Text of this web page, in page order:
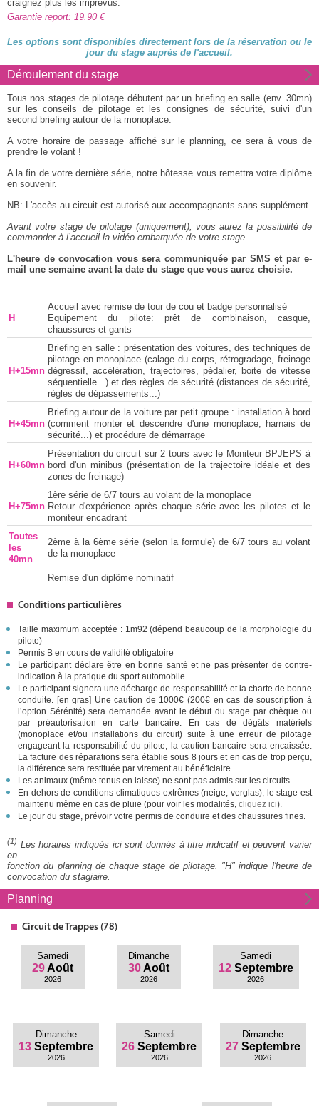
craignez plus les imprévus.
Garantie report: 19.90
Les options sont disponibles directement lors de la réservation ou le
jour du stage auprès de l'accueil.
Déroulement du stage
Tous nos stages de pilotage débutent par un briefing en salle (env. 30mn)
sur les conseils de pilotage et les consignes de sécurité, suivi d'un
second briefing autour de la monoplace.
A votre horaire de passage affiché sur le planning, ce sera à vous de
prendre le volant !
A la fin de votre dernière série, notre hôtesse vous remettra votre diplôme
en souvenir.
NB: L'accès au circuit est autorisé aux accompagnants sans supplément
Avant votre stage de pilotage (uniquement), vous aurez la possibilité de
commander à l’accueil la vidéo embarquée de votre stage.
L'heure de convocation vous sera communiquée par SMS et par e-
mail une semaine avant la date du stage que vous aurez choisie.
H
Accueil avec remise de tour de cou et badge personnalisé
Equipement du pilote: prêt de combinaison, casque,
chaussures et gants
H+15mn
Briefing en salle : présentation des voitures, des techniques de
pilotage en monoplace (calage du corps, rétrogradage, freinage
dégressif, accélération, trajectoires, pédalier, boite de vitesse
séquentielle...) et des règles de sécurité (distances de sécurité,
règles de dépassements...)
H+45mn
Briefing autour de la voiture par petit groupe : installation à bord
(comment monter et descendre d'une monoplace, harnais de
sécurité...) et procédure de démarrage
H+60mn
Présentation du circuit sur 2 tours avec le Moniteur BPJEPS à
bord d'un minibus (présentation de la trajectoire idéale et des
zones de freinage)
H+75mn
1ère série de 6/7 tours au volant de la monoplace
Retour d'expérience après chaque série avec les pilotes et le
moniteur encadrant
Toutes
les
40mn
2ème à la 6ème série (selon la formule) de 6/7 tours au volant
de la monoplace
Remise d'un diplôme nominatif
Conditions particulières
Taille maximum acceptée : 1m92 (dépend beaucoup de la morphologie du
pilote)
Permis B en cours de validité obligatoire
Le participant déclare être en bonne santé et ne pas présenter de contre-
indication à la pratique du sport automobile
Le participant signera une décharge de responsabilité et la charte de bonne
conduite. [en gras] Une caution de 1000€ (200€ en cas de souscription à
l’option Sérénité) sera demandée avant le début du stage par chèque ou
par préautorisation en carte bancaire. En cas de dégâts matériels
(monoplace et/ou installations du circuit) suite à une erreur de pilotage
engageant la responsabilité du pilote, la caution bancaire sera encaissée.
La facture des réparations sera établie sous 8 jours et en cas de trop perçu,
la différence sera restituée par virement au bénéficiaire.
Les animaux (même tenus en laisse) ne sont pas admis sur les circuits.
En dehors de conditions climatiques extrêmes (neige, verglas), le stage est
maintenu même en cas de pluie (pour voir les modalités, cliquez ici).
Le jour du stage, prévoir votre permis de conduire et des chaussures fines.
(1) Les horaires indiqués ici sont donnés à titre indicatif et peuvent varier
en
fonction du planning de chaque stage de pilotage. "H" indique l'heure de
convocation du stagiaire.
Planning
Circuit de Trappes (78)
Samedi
29 Août
2026
Dimanche
30 Août
2026
Samedi
12 Septembre
2026
Dimanche
13Septembre
2026
Samedi
26Septembre
2026
Dimanche
27 Septembre
2026